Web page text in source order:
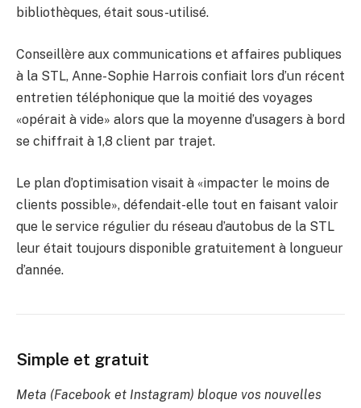
bibliothèques, était sous-utilisé.
Conseillère aux communications et affaires publiques
à la STL, Anne-Sophie Harrois confiait lors d’un récent
entretien téléphonique que la moitié des voyages
«opérait à vide» alors que la moyenne d’usagers à bord
se chiffrait à 1,8 client par trajet.
Le plan d’optimisation visait à «impacter le moins de
clients possible», défendait-elle tout en faisant valoir
que le service régulier du réseau d’autobus de la STL
leur était toujours disponible gratuitement à longueur
d’année.
Simple et gratuit
Meta (Facebook et Instagram) bloque vos nouvelles